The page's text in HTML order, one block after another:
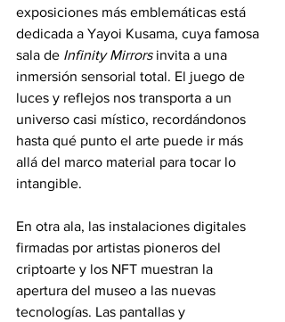
exposiciones más emblemáticas está
dedicada a Yayoi Kusama, cuya famosa
sala de Infinity Mirrors invita a una
inmersión sensorial total. El juego de
luces y reflejos nos transporta a un
universo casi místico, recordándonos
hasta qué punto el arte puede ir más
allá del marco material para tocar lo
intangible.
En otra ala, las instalaciones digitales
firmadas por artistas pioneros del
criptoarte y los NFT muestran la
apertura del museo a las nuevas
tecnologías. Las pantallas y